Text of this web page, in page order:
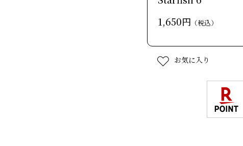
1,650円 （税込）
お気に入り